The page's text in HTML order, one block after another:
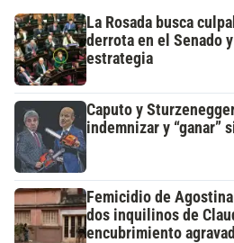
La Rosada busca
derrota en el Senado
estrategia
Caputo y
indemnizar y “ganar”
Femicidio de
dos inquilinos de
encubrimiento